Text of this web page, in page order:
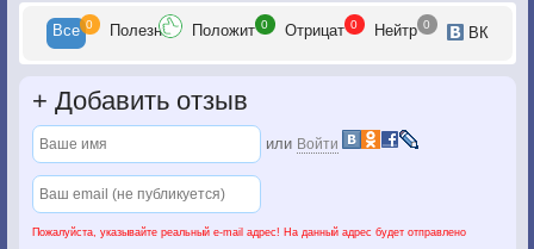
Все 0 Полезн Положит 0 Отрицат 0 Нейтр 0 ВК
+ Добавить отзыв
или Войти
Пожалуйста, указывайте реальный e-mail адрес! На данный адрес будет отправлено